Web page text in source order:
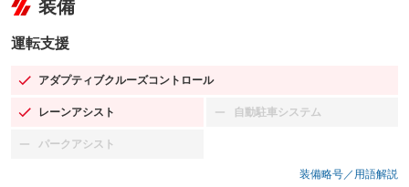
装備
運転支援
アダプティブクルーズコントロール
：装備あり
レーンアシスト
：装備あり 自動駐車システム
：装備なし
パークアシスト
：装備なし
装備略号／用語解説